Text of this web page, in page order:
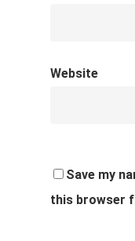
Website
Save my
this browser